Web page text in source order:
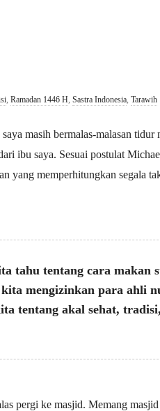
, Ramadan 1446 H, Sastra Indonesia, Tarawih
masih bermalas-malasan tidur
ibu saya. Sesuai postulat
yang memperhitungkan segala
tahu tentang cara makan
mengizinkan para ahli
tentang akal sehat,
pergi ke masjid. Memang